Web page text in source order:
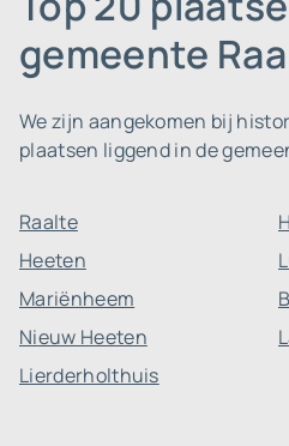
gemeente
We zijn aangekomen bij
plaatsen liggend in de
Raalte
Heeten
Mariënheem
Nieuw Heeten
Lierderholthuis